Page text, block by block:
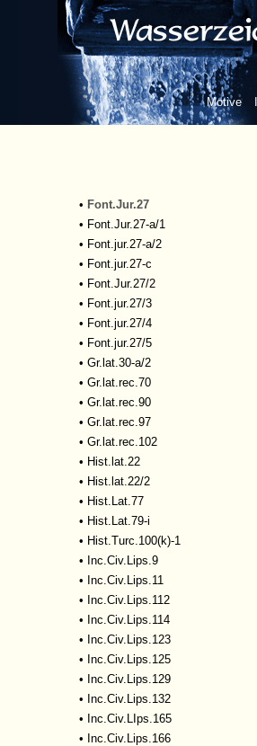
Motive
• Ed.vet.1479,9-m (fol.37-46)
•Ed.vet.s.a.m.34-m
•Ed.vet.s.a.m.104
•Ed.vet.s.a.m.108
•Ed_vet_sam_80-s/2
•Epist.lat.rec.45
•Exeg.App.194/3
• Font.Jur.27
• Font.Jur.27-a/1
• Font.jur.27-a/2
• Font.jur.27-c
• Font.Jur.27/2
• Font.jur.27/3
• Font.jur.27/4
• Font.jur.27/5
• Gr.lat.30-a/2
• Gr.lat.rec.70
• Gr.lat.rec.90
• Gr.lat.rec.97
• Gr.lat.rec.102
• Hist.lat.22
• Hist.lat.22/2
• Hist.Lat.77
• Hist.Lat.79-i
• Hist.Turc.100(k)-1
• Inc.Civ.Lips.9
• Inc.Civ.Lips.11
• Inc.Civ.Lips.112
• Inc.Civ.Lips.114
• Inc.Civ.Lips.123
• Inc.Civ.Lips.125
• Inc.Civ.Lips.129
• Inc.Civ.Lips.132
• Inc.Civ.LIps.165
• Inc.Civ.Lips.166